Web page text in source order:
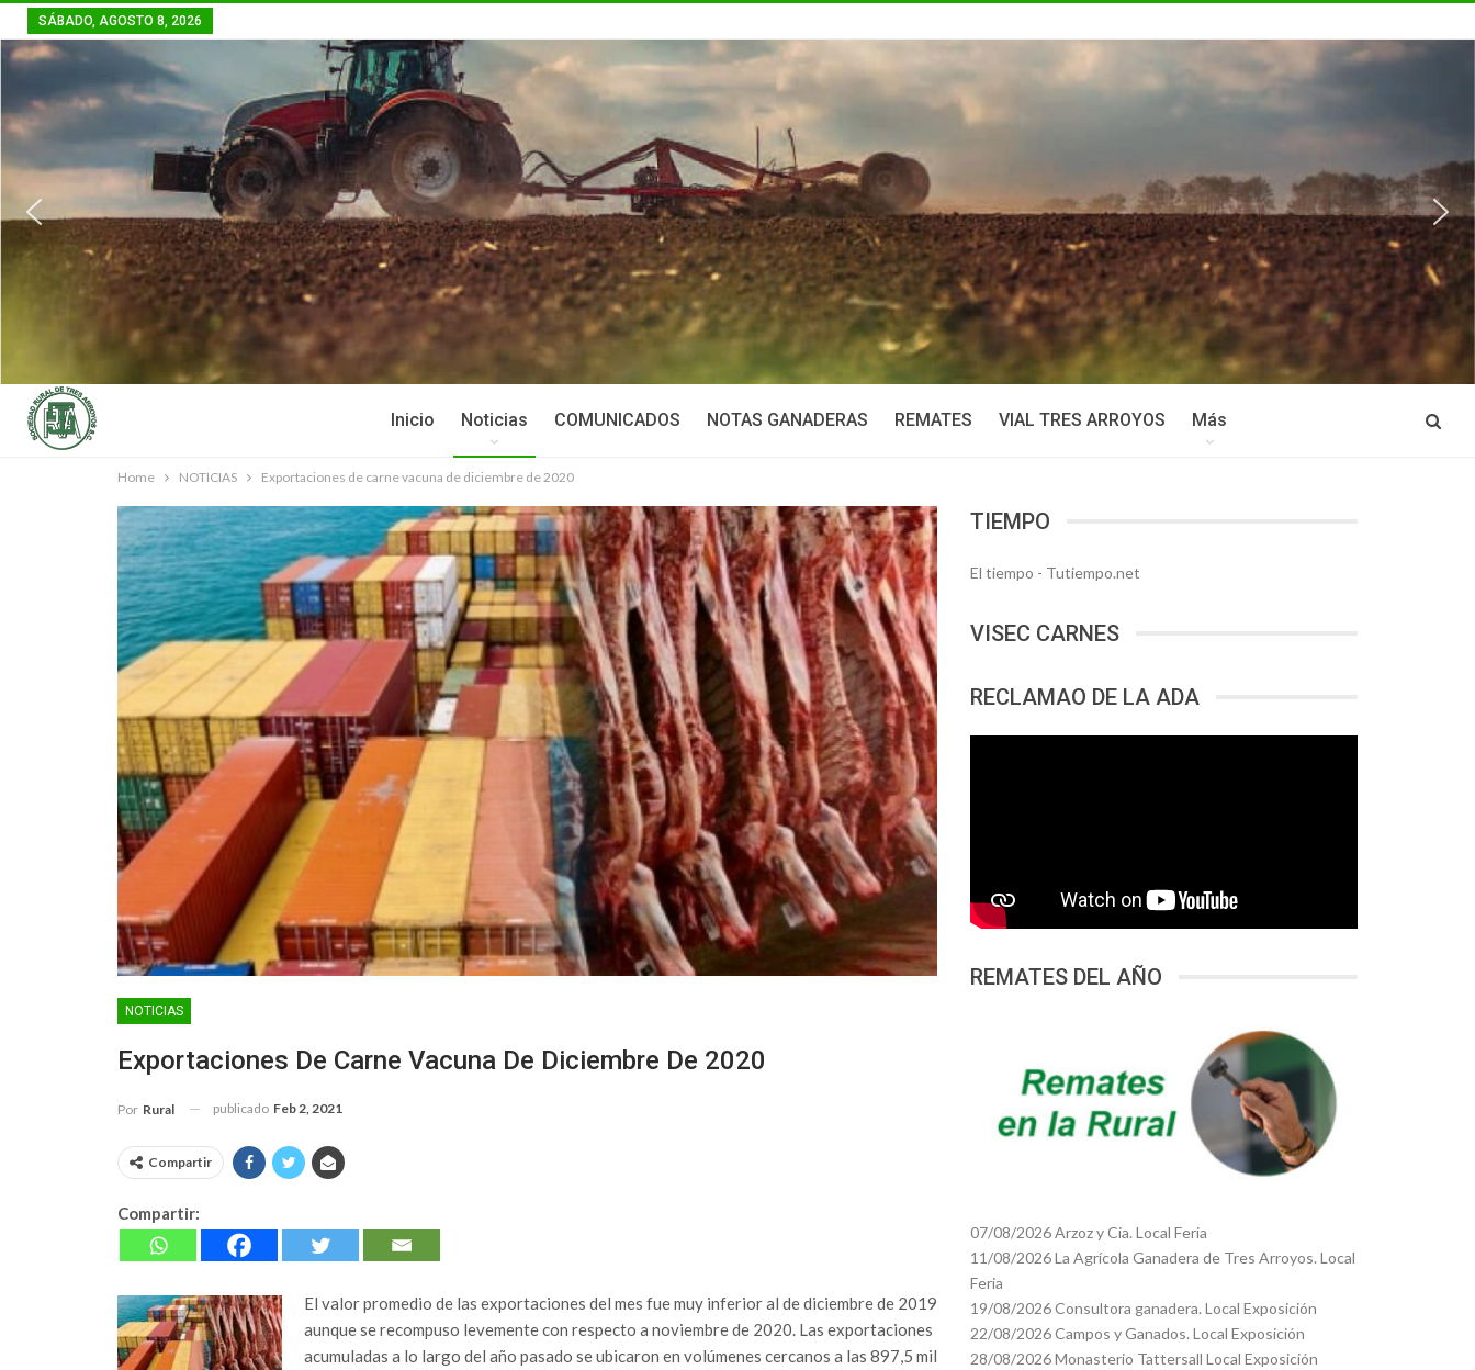
SÁBADO, AGOSTO 8, 2026
Inicio Noticias COMUNICADOS NOTAS GANADERAS REMATES VIAL TRES ARROYOS Más
Home NOTICIAS Exportaciones de carne vacuna de diciembre de 2020
NOTICIAS
Exportaciones De Carne Vacuna De Diciembre De 2020
Por Rural publicado Feb 2, 2021
Compartir
Compartir:
El valor promedio de las exportaciones del mes fue muy inferior al de diciembre de 2019
aunque se recompuso levemente con respecto a noviembre de 2020. Las exportaciones
acumuladas a lo largo del año pasado se ubicaron en volúmenes cercanos a las 897,5 mil
TIEMPO
El tiempo - Tutiempo.net
VISEC CARNES
RECLAMAO DE LA ADA
REMATES DEL AÑO
07/08/2026 Arzoz y Cia. Local Feria
11/08/2026 La Agrícola Ganadera de Tres Arroyos. Local
Feria
19/08/2026 Consultora ganadera. Local Exposición
22/08/2026 Campos y Ganados. Local Exposición
28/08/2026 Monasterio Tattersall Local Exposición